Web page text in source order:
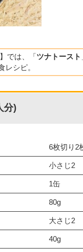
では、「ツナトースト
レシピ。
分)
6枚切り2
小さじ2
1缶
80g
大さじ2
40g